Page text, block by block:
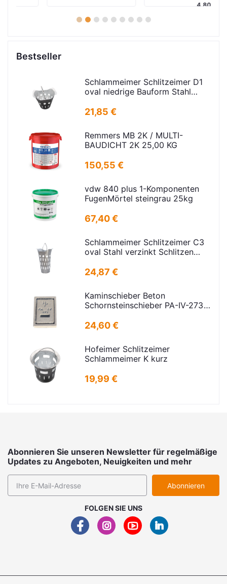
4,80 € /m²
inkl. 19 % MwSt. zzgl. Versand
1 2 3 4 5 6 7 8 9
Bestseller
Schlammeimer Schlitzeimer D1
oval niedrige Bauform Stahl
D=395mm
21,85 €
Remmers MB 2K / MULTI-
BAUDICHT 2K 25,00 KG
150,55 €
vdw 840 plus 1-Komponenten
FugenMörtel steingrau 25kg
67,40 €
Schlammeimer Schlitzeimer C3
oval Stahl verzinkt Schlitzen
24,87 €
Kaminschieber Beton
Schornsteinschieber PA-IV-273
16,5x24,5cm
24,60 €
Hofeimer Schlitzeimer
Schlammeimer K kurz
19,99 €
Abonnieren Sie unseren Newsletter für regelmäßige
Updates zu Angeboten, Neuigkeiten und mehr
Abonnieren
FOLGEN SIE UNS